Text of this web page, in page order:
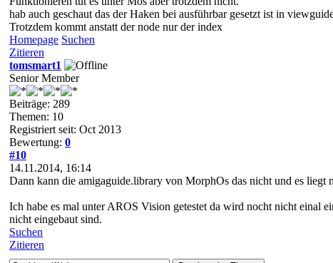
hab auch geschaut das der Haken bei ausführbar gesetzt ist in
Trotzdem kommt anstatt der node nur der index
Homepage Suchen
Zitieren
tomsmart1
Senior Member
Beiträge: 289
Themen: 10
Registriert seit: Oct 2013
Bewertung: 0
#10
14.11.2014, 16:14
Dann kann die amigaguide.library von MorphOs das nicht und es liegt
Ich habe es mal unter AROS Vision getestet da wird nocht nicht einal
nicht eingebaut sind.
Suchen
Zitieren